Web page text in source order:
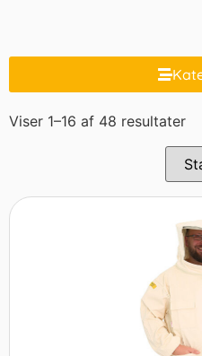
Viser 1–16 af 48 resultater